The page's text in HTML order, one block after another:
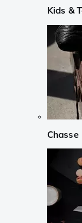
Kids &
Chasse